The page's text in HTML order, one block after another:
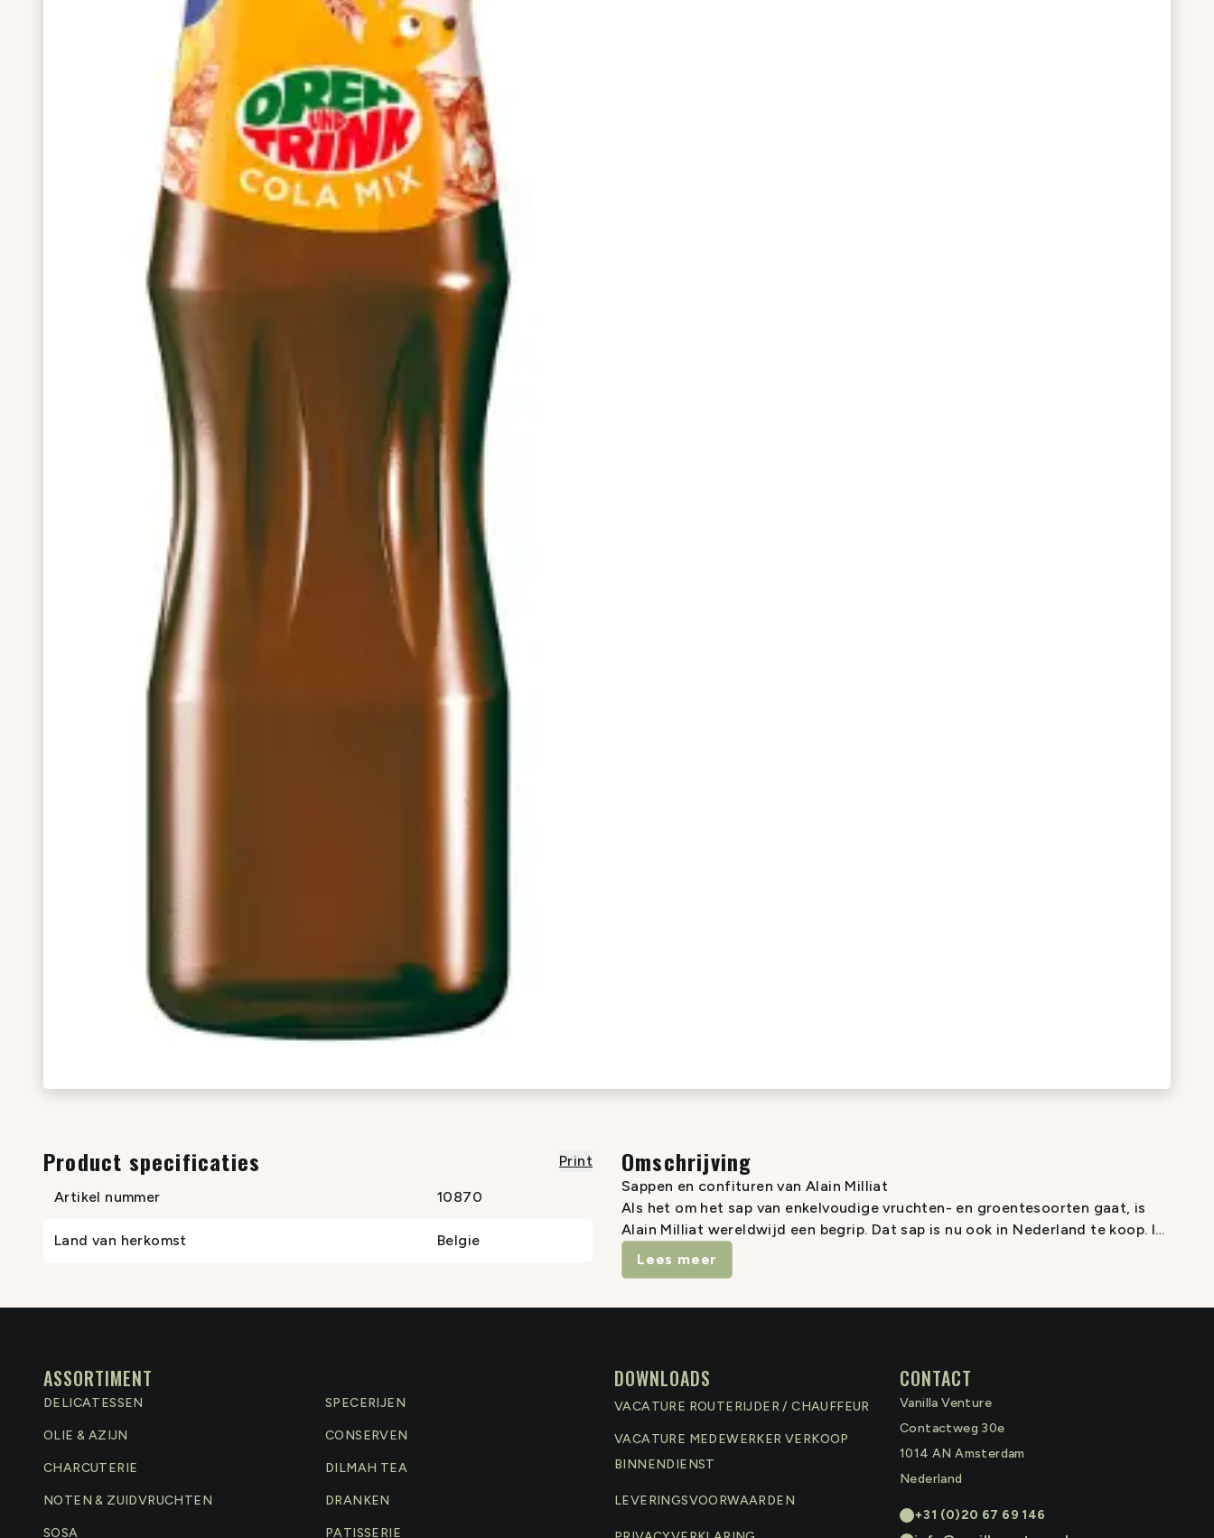
Product specificaties Print
Artikel nummer 10870
Land van herkomst Belgie
Omschrijving
Sappen en confituren van Alain Milliat
Als het om het sap van enkelvoudige vruchten- en groentesoorten gaat, is
Alain Milliat wereldwijd een begrip. Dat sap is nu ook in Nederland te koop. In
november introduceren wij vijf van zijn ‘hardlopers’: klassieke druivensappen
in rood, wit en rosé en daarnaast vijf van zijn ontbijtconfituren.
Lees meer
ASSORTIMENT
DELICATESSEN SPECERIJEN
OLIE & AZIJN CONSERVEN
CHARCUTERIE DILMAH TEA
NOTEN & ZUIDVRUCHTEN DRANKEN
SOSA PATISSERIE
DOWNLOADS
VACATURE ROUTERIJDER / CHAUFFEUR
VACATURE MEDEWERKER VERKOOP
BINNENDIENST
LEVERINGSVOORWAARDEN
CONTACT
Vanilla Venture
Contactweg 30e
1014 AN Amsterdam
Nederland
+31 (0)20 67 69 146